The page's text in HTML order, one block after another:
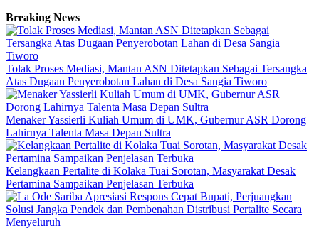
Breaking News
Tolak Proses Mediasi, Mantan ASN Ditetapkan Sebagai Tersangka
Atas Dugaan Penyerobotan Lahan di Desa Sangia Tiworo
Menaker Yassierli Kuliah Umum di UMK, Gubernur ASR Dorong
Lahirnya Talenta Masa Depan Sultra
Kelangkaan Pertalite di Kolaka Tuai Sorotan, Masyarakat Desak
Pertamina Sampaikan Penjelasan Terbuka